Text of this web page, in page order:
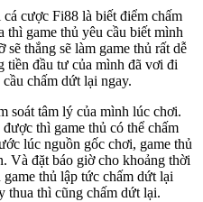
cược Fi88 là biết điểm chấm
thì game thủ yêu cầu biết mình
thắng sẽ làm game thủ rất dễ
tiền đầu tư của mình đã vơi đi
chấm dứt lại ngay.
soát tâm lý của mình lúc chơi.
thì game thủ có thể chấm
lúc nguồn gốc chơi, game thủ
Và đặt báo giờ cho khoảng thời
thủ lập tức chấm dứt lại
thua thì cũng chấm dứt lại.